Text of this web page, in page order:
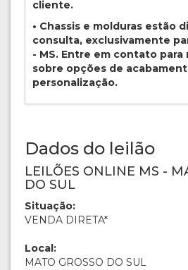
cliente.
• Chassis e molduras estão
consulta, exclusivamente
- MS. Entre em contato
sobre opções de
personalização.
Dados do leilão
LEILÕES ONLINE MS -
DO SUL
Situação:
VENDA DIRETA*
Local:
MATO GROSSO DO SUL